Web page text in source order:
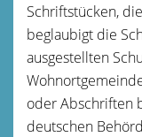
Schriftstücken,
beglaubigt die
ausgestellten
oder Abschriften
deutschen